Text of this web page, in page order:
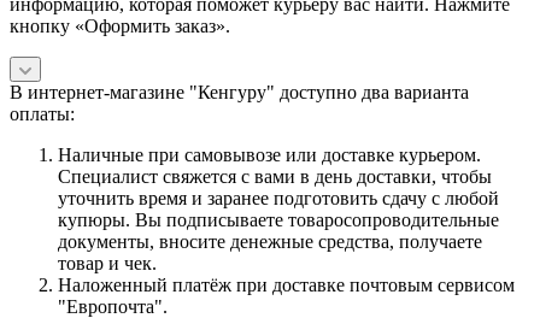
кнопку «Оформить заказ».
В интернет-магазине "Кенгуру" доступно два варианта
оплаты:
Наличные при самовывозе или доставке курьером.
Специалист свяжется с вами в день доставки, чтобы
уточнить время и заранее подготовить сдачу с любой
купюры. Вы подписываете товаросопроводительные
документы, вносите денежные средства, получаете
товар и чек.
Наложенный платёж при доставке почтовым сервисом
"Европочта".